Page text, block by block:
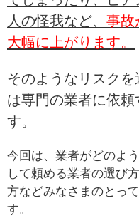
人の怪我など、 事故
大幅に上がります。
そのようなリスク
は専門の業者に依
す。
今回は、業者がどのよ
して頼める業者の選び
方などみなさまのとっ
す。